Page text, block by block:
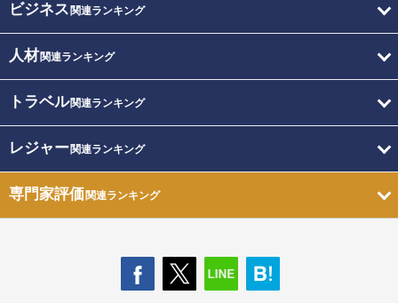
ビジネス 関連ランキング
人材関連ランキング
トラベル関連ランキング
レジャー関連ランキング
専門家評価関連ランキング